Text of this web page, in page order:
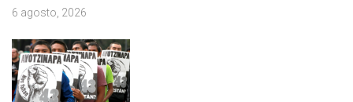
6 agosto, 2026